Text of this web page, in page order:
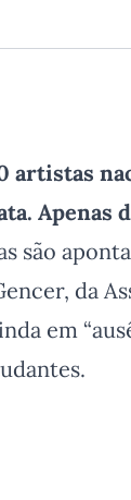
artistas
Apenas
são
da
em